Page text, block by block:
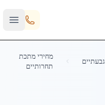
גבעתיים
מחירי מתכת
תחרותיים